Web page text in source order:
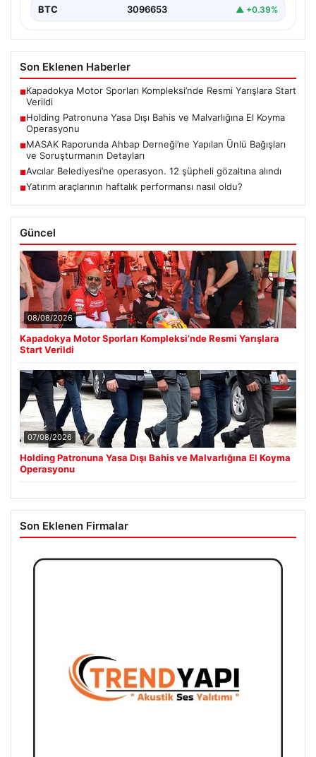
BTC 3096653 ▲ +0.39%
Son Eklenen Haberler
■Kapadokya Motor Sporları Kompleksi’nde Resmi Yarışlara Start
Verildi
■Holding Patronuna Yasa Dışı Bahis ve Malvarlığına El Koyma
Operasyonu
■MASAK Raporunda Ahbap Derneği’ne Yapılan Ünlü Bağışları
ve Soruşturmanın Detayları
■Avcılar Belediyesi’ne operasyon. 12 şüpheli gözaltına alındı
■Yatırım araçlarının haftalık performansı nasıl oldu?
Güncel
08/08/2026
Kapadokya Motor Sporları Kompleksi’nde Resmi Yarışlara
Start Verildi
07/08/2026
Holding Patronuna Yasa Dışı Bahis ve Malvarlığına El Koyma
Operasyonu
Son Eklenen Firmalar